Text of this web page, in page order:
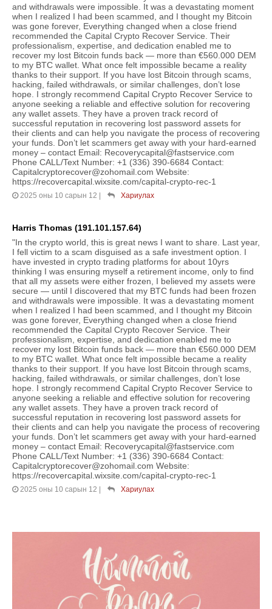
and withdrawals were impossible. It was a devastating moment
when I realized I had been scammed, and I thought my Bitcoin
was gone forever, Everything changed when a close friend
recommended the Capital Crypto Recover Service. Their
professionalism, expertise, and dedication enabled me to
recover my lost Bitcoin funds back — more than €560.000 DEM
to my BTC wallet. What once felt impossible became a reality
thanks to their support. If you have lost Bitcoin through scams,
hacking, failed withdrawals, or similar challenges, don’t lose
hope. I strongly recommend Capital Crypto Recover Service to
anyone seeking a reliable and effective solution for recovering
any wallet assets. They have a proven track record of
successful reputation in recovering lost password assets for
their clients and can help you navigate the process of recovering
your funds. Don’t let scammers get away with your hard-earned
money – contact Email: Recoverycapital@fastservice.com
Phone CALL/Text Number: +1 (336) 390-6684 Contact:
Capitalcryptorecover@zohomail.com Website:
https://recovercapital.wixsite.com/capital-crypto-rec-1
2025 оны 10 сарын 12 | Хариулах
Harris Thomas (191.101.157.64)
"In the crypto world, this is great news I want to share. Last year,
I fell victim to a scam disguised as a safe investment option. I
have invested in crypto trading platforms for about 10yrs
thinking I was ensuring myself a retirement income, only to find
that all my assets were either frozen, I believed my assets were
secure — until I discovered that my BTC funds had been frozen
and withdrawals were impossible. It was a devastating moment
when I realized I had been scammed, and I thought my Bitcoin
was gone forever, Everything changed when a close friend
recommended the Capital Crypto Recover Service. Their
professionalism, expertise, and dedication enabled me to
recover my lost Bitcoin funds back — more than €560.000 DEM
to my BTC wallet. What once felt impossible became a reality
thanks to their support. If you have lost Bitcoin through scams,
hacking, failed withdrawals, or similar challenges, don’t lose
hope. I strongly recommend Capital Crypto Recover Service to
anyone seeking a reliable and effective solution for recovering
any wallet assets. They have a proven track record of
successful reputation in recovering lost password assets for
their clients and can help you navigate the process of recovering
your funds. Don’t let scammers get away with your hard-earned
money – contact Email: Recoverycapital@fastservice.com
Phone CALL/Text Number: +1 (336) 390-6684 Contact:
Capitalcryptorecover@zohomail.com Website:
https://recovercapital.wixsite.com/capital-crypto-rec-1
2025 оны 10 сарын 12 | Хариулах